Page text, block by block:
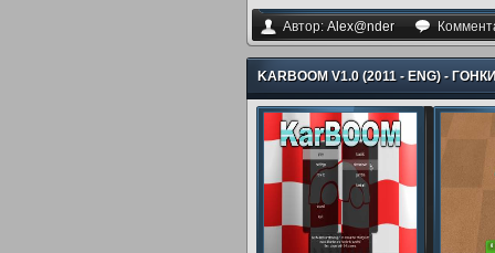
Автор: Alex@nder
KARBOOM V1.0 (2011 - ENG) -